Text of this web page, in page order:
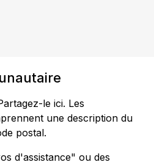
le ici. Les
une description du
postal.
d'assistance" ou des